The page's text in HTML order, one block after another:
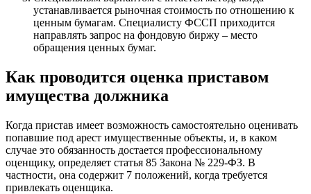
устанавливается рыночная стоимость по отношению к
ценным бумагам. Специалисту ФССП приходится
направлять запрос на фондовую биржу – место
обращения ценных бумаг.
Как проводится оценка приставом
имущества должника
Когда пристав имеет возможность самостоятельно оценивать
попавшие под арест имущественные объекты, и, в каком
случае это обязанность достается профессиональному
оценщику, определяет статья 85 Закона № 229-ФЗ. В
частности, она содержит 7 положений, когда требуется
привлекать оценщика.